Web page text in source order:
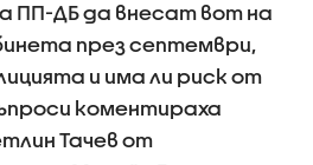
ПП-ДБ да внесат вот на
през септември,
и има ли риск от
коментираха
Тачев от